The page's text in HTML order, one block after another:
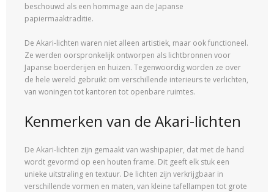
beschouwd als een hommage aan de Japanse
papiermaaktraditie.
De Akari-lichten waren niet alleen artistiek, maar ook functioneel.
Ze werden oorspronkelijk ontworpen als lichtbronnen voor
Japanse boerderijen en huizen. Tegenwoordig worden ze over
de hele wereld gebruikt om verschillende interieurs te verlichten,
van woningen tot kantoren tot openbare ruimtes.
Kenmerken van de Akari-lichten
De Akari-lichten zijn gemaakt van washipapier, dat met de hand
wordt gevormd op een houten frame. Dit geeft elk stuk een
unieke uitstraling en textuur. De lichten zijn verkrijgbaar in
verschillende vormen en maten, van kleine tafellampen tot grote